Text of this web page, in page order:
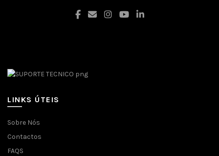
LINKS ÚTEIS
Sobre Nós
Contactos
FAQS